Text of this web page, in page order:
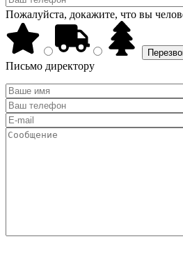
Пожалуйста, докажите, что вы
Письмо директору